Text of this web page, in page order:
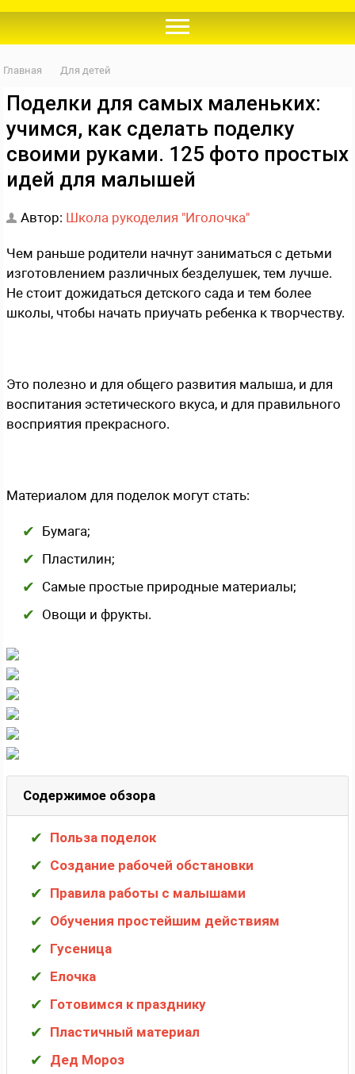
Главная Для детей
Поделки для самых маленьких:
учимся, как сделать поделку
своими руками. 125 фото простых
идей для малышей
Автор: Школа рукоделия "Иголочка"
Чем раньше родители начнут заниматься с детьми
изготовлением различных безделушек, тем лучше.
Не стоит дожидаться детского сада и тем более
школы, чтобы начать приучать ребенка к творчеству.
Это полезно и для общего развития малыша, и для
воспитания эстетического вкуса, и для правильного
восприятия прекрасного.
Материалом для поделок могут стать:
Бумага;
Пластилин;
Самые простые природные материалы;
Овощи и фрукты.
Содержимое обзора
Польза поделок
Создание рабочей обстановки
Правила работы с малышами
Обучения простейшим действиям
Гусеница
Елочка
Готовимся к празднику
Пластичный материал
Дед Мороз